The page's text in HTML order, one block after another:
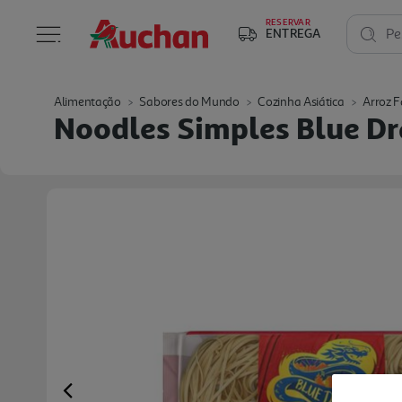
RESERVAR
ENTREGA
Alimentação Sabores do Mundo Cozinha Asiática Arroz
Noodles Simples Blue